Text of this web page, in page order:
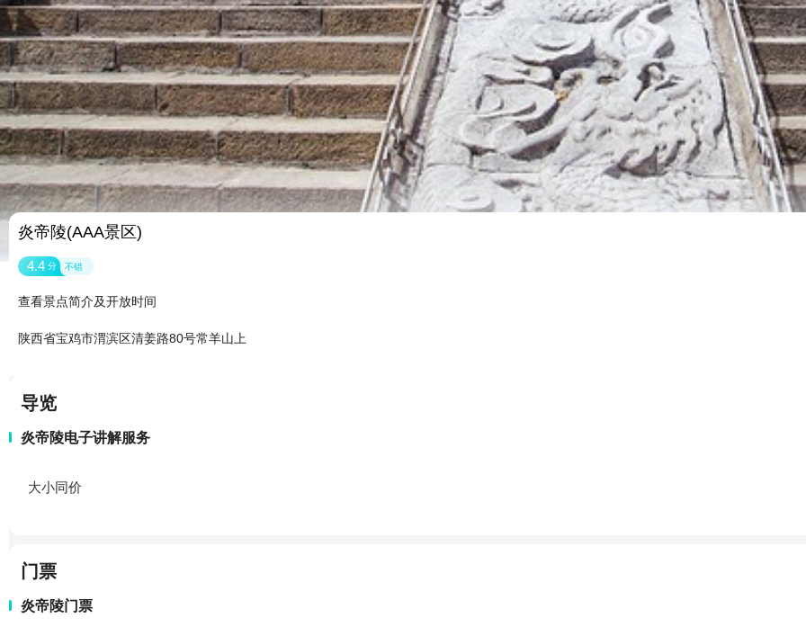
炎帝陵(AAA景区)
4.4 分 不错
查看景点简介及开放时间
陕西省宝鸡市渭滨区清姜路80号常羊山上
导览
炎帝陵电子讲解服务
大小同价
门票
炎帝陵门票